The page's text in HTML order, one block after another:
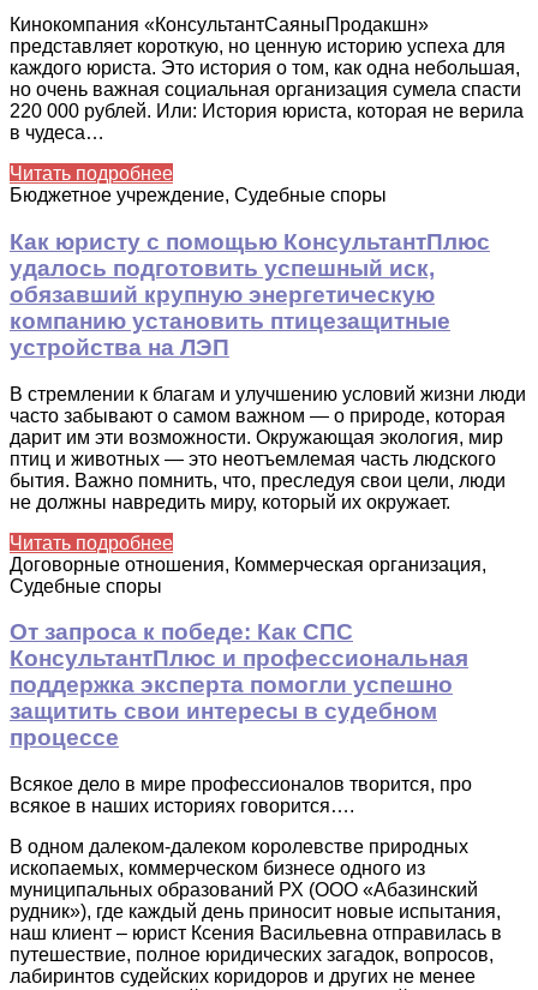
Кинокомпания «КонсультантСаяныПродакшн»
представляет короткую, но ценную историю успеха для
каждого юриста. Это история о том, как одна небольшая,
но очень важная социальная организация сумела спасти
220 000 рублей. Или: История юриста, которая не верила
в чудеса…
Читать подробнее
Бюджетное учреждение, Судебные споры
Как юристу с помощью КонсультантПлюс
удалось подготовить успешный иск,
обязавший крупную энергетическую
компанию установить птицезащитные
устройства на ЛЭП
В стремлении к благам и улучшению условий жизни люди
часто забывают о самом важном — о природе, которая
дарит им эти возможности. Окружающая экология, мир
птиц и животных — это неотъемлемая часть людского
бытия. Важно помнить, что, преследуя свои цели, люди
не должны навредить миру, который их окружает.
Читать подробнее
Договорные отношения, Коммерческая организация,
Судебные споры
От запроса к победе: Как СПС
КонсультантПлюс и профессиональная
поддержка эксперта помогли успешно
защитить свои интересы в судебном
процессе
Всякое дело в мире профессионалов творится, про
всякое в наших историях говорится….
В одном далеком-далеком королевстве природных
ископаемых, коммерческом бизнесе одного из
муниципальных образований РХ (ООО «Абазинский
рудник»), где каждый день приносит новые испытания,
наш клиент – юрист Ксения Васильевна отправилась в
путешествие, полное юридических загадок, вопросов,
лабиринтов судейских коридоров и других не менее